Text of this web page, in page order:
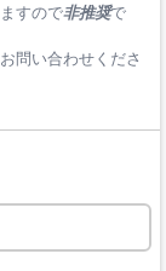
すので非推奨で
問い合わせくださ